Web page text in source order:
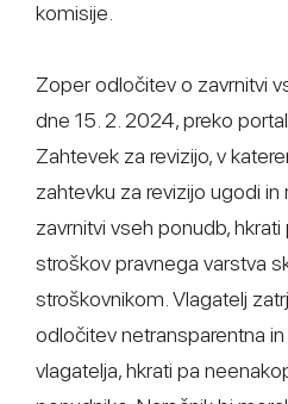
komisije.
Zoper odločitev o zavrnitvi
dne 15. 2. 2024, preko
Zahtevek za revizijo, v
zahtevku za revizijo ugodi
zavrnitvi vseh ponudb,
stroškov pravnega varstva
stroškovnikom. Vlagatelj
odločitev netransparentna
vlagatelja, hkrati pa